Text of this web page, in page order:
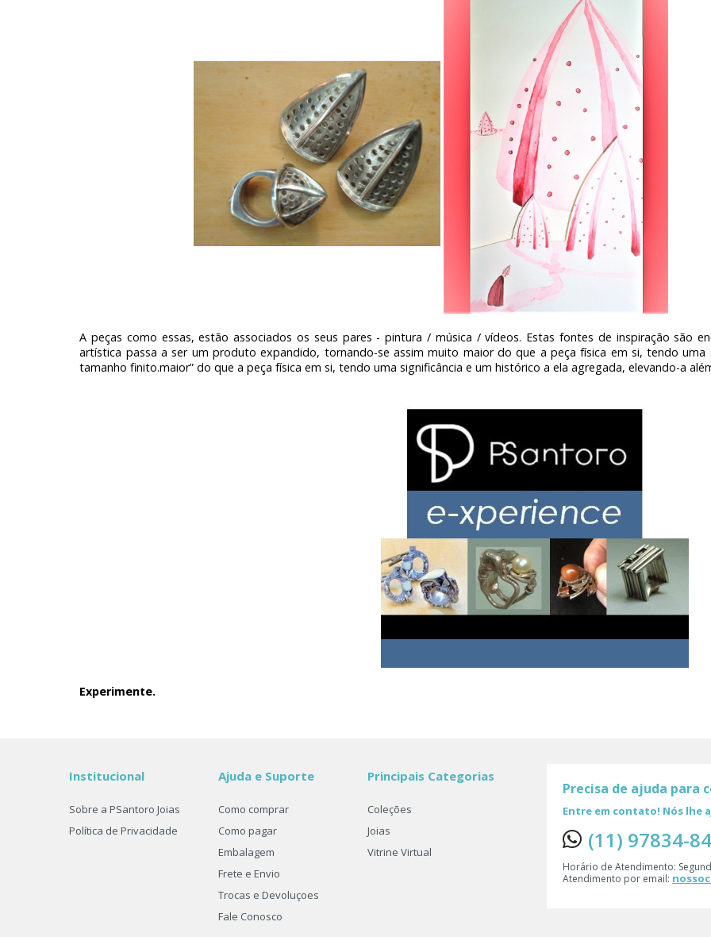
A peças como essas, estão associados os seus pares - pintura / música / vídeos. Estas fontes de inspiração são
artística passa a ser um produto expandido, tornando-se assim muito maior do que a peça física em si, tendo uma
tamanho finito.maior” do que a peça física em si, tendo uma significância e um histórico a ela agregada, elevando-a
Experimente.
Institucional
Sobre a PSantoro Joias
Política de Privacidade
Ajuda e Suporte
Como comprar
Como pagar
Embalagem
Frete e Envio
Trocas e Devoluçoes
Fale Conosco
Principais Categorias
Coleções
Joias
Vitrine Virtual
Precisa de ajuda para
Entre em contato! Nós lhe
(11) 97834-
Horário de Atendimento:
Atendimento por email: